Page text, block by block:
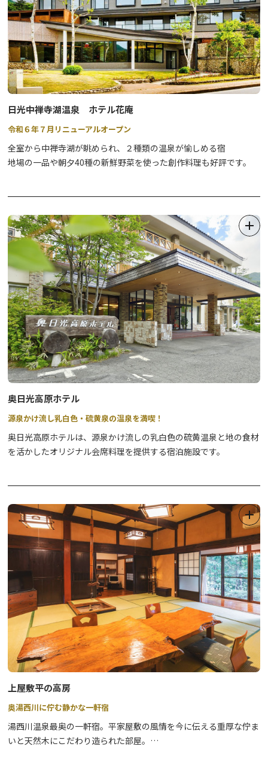
日光中禅寺湖温泉 ホテル花庵
令和６年７月リニューアルオープン
全室から中禅寺湖が眺められ、２種類の温泉が愉しめる宿
地場の一品や朝夕40種の新鮮野菜を使った創作料理も好評です。
奥日光高原ホテル
源泉かけ流し乳白色・硫黄泉の温泉を満喫！
奥日光高原ホテルは、源泉かけ流しの乳白色の硫黄温泉と地の食材
を活かしたオリジナル会席料理を提供する宿泊施設です。
上屋敷平の高房
奥湯西川に佇む静かな一軒宿
湯西川温泉最奥の一軒宿。平家屋敷の風情を今に伝える重厚な佇ま
いと天然木にこだわり造られた部屋。